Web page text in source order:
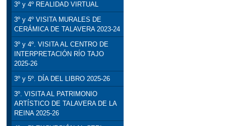
3º y 4º REALIDAD VIRTUAL
3º y 4º VISITA MURALES DE
CERÁMICA DE TALAVERA 2023-24
3º y 4º. VISITA AL CENTRO DE
INTERPRETACIÓN RÍO TAJO
2025-26
3º y 5º. DÍA DEL LIBRO 2025-26
3º. VISITA AL PATRIMONIO
ARTÍSTICO DE TALAVERA DE LA
REINA 2025-26